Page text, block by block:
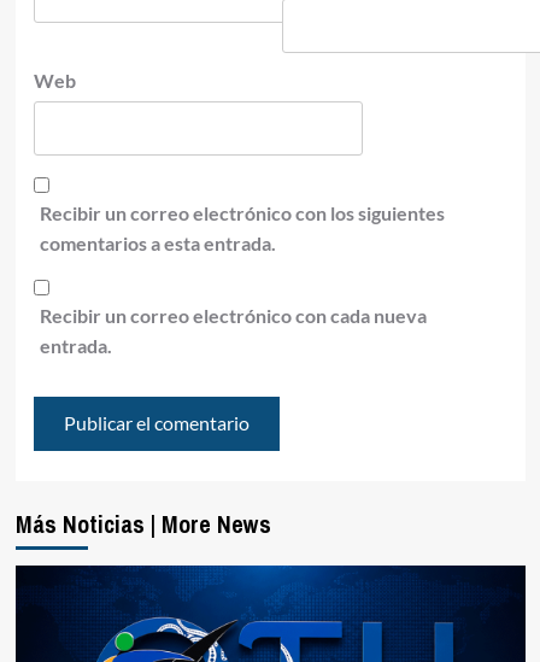
Web
Recibir un correo electrónico con los siguientes
comentarios a esta entrada.
Recibir un correo electrónico con cada nueva
entrada.
Más Noticias | More News